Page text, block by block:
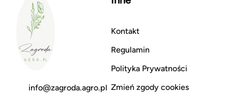
info@zagroda.agro.pl
Kontakt
Regulamin
Polityka Prywatności
Zmień zgody cookies